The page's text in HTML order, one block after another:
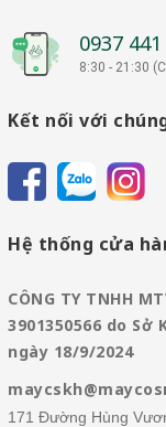
0937
8:30 - 21:30
Kết nối với
Hệ thống cửa
CÔNG TY TNHH
3901350566 do
ngày 18/9/2024
171 Đường Hùng